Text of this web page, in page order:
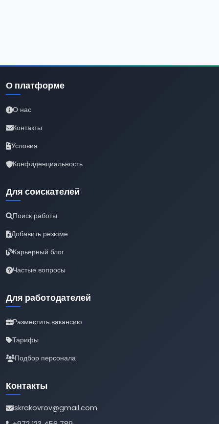
О платформе
О нас
Контакты
Условия
Конфиденциальность
Для соискателей
Поиск работы
Добавить резюме
Карьерный блог
Частые вопросы
Для работодателей
Разместить вакансию
Тарифы
Подбор персонала
Контакты
iskrakovrov@gmail.com